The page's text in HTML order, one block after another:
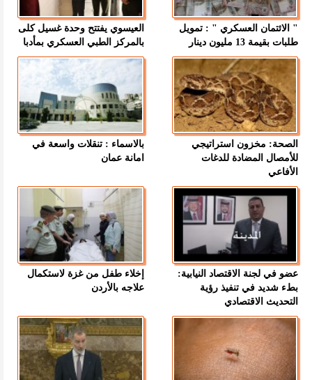
" الائتمان العسكري " : تمويل
طلبات بقيمة 13 مليون دينار
العيسوي يفتتح وحدة غسيل كلى
بالمركز الطبي العسكري بمأدبا
الصحة: مخزون استراتيجي
للأمصال المضادة للدغات
الأفاعي
بالاسماء : تنقلات واسعة في
امانة عمان
عضو في لجنة الاقتصاد النيابية:
بطء شديد في تنفيذ رؤية
التحديث الاقتصادي
إخلاء طفل من غزة لاستكمال
علاجه بالأردن